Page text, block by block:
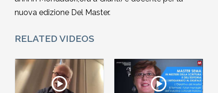
nuova edizione Del Master.
RELATED VIDEOS
2008-2009
Storia: 2009
Storia: 2015
Storia: 2010